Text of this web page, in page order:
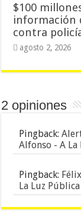
$100
información
contra
agosto 2, 2026
2 opiniones
Pingback:
Alfonso - A
Pingback:
La Luz